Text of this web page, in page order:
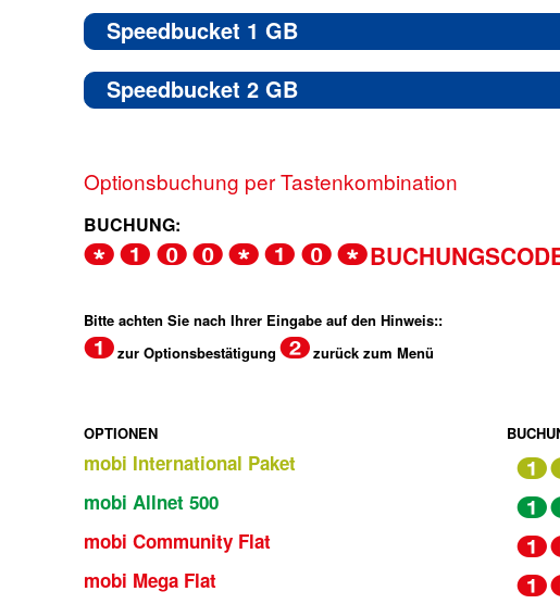
Speedbucket 1 GB
Speedbucket 2 GB
Optionsbuchung per Tastenkombination
BUCHUNG:
* 1 0 0 * 1 0 *
Bitte achten Sie nach Ihrer Eingabe auf den Hinweis::
1zur Optionsbestätigung 2zurück zum Menü
OPTIONEN
mobi International Paket
mobi Allnet 500
mobi Community Flat
mobi Mega Flat